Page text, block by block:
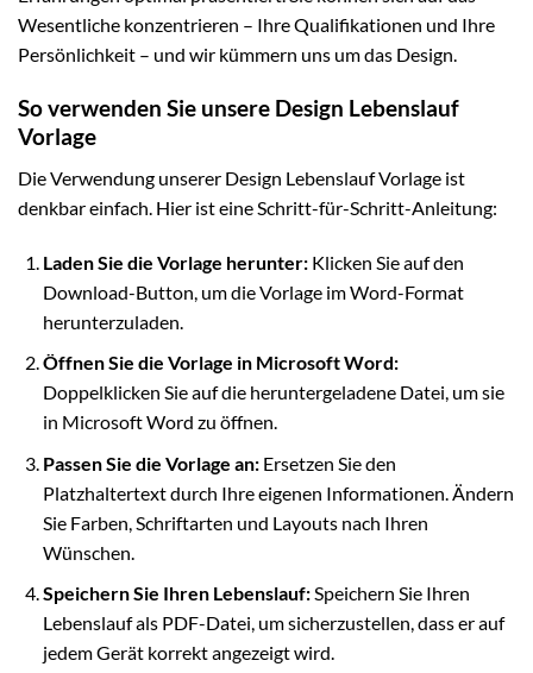
Wesentliche konzentrieren – Ihre Qualifikationen und Ihre
Persönlichkeit – und wir kümmern uns um das Design.
So verwenden Sie unsere Design Lebenslauf
Vorlage
Die Verwendung unserer Design Lebenslauf Vorlage ist
denkbar einfach. Hier ist eine Schritt-für-Schritt-Anleitung:
Laden Sie die Vorlage herunter:Klicken Sie auf den
Download-Button, um die Vorlage im Word-Format
herunterzuladen.
Öffnen Sie die Vorlage in Microsoft Word:
Doppelklicken Sie auf die heruntergeladene Datei, um sie
in Microsoft Word zu öffnen.
Passen Sie die Vorlage an:Ersetzen Sie den
Platzhaltertext durch Ihre eigenen Informationen. Ändern
Sie Farben, Schriftarten und Layouts nach Ihren
Wünschen.
Speichern Sie Ihren Lebenslauf:Speichern Sie Ihren
Lebenslauf als PDF-Datei, um sicherzustellen, dass er auf
jedem Gerät korrekt angezeigt wird.